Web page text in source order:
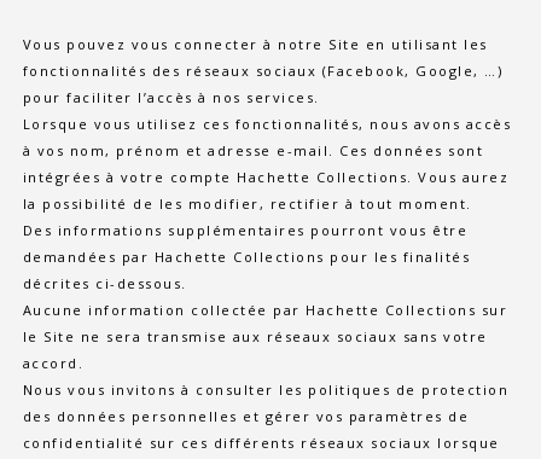
Vous pouvez vous connecter à notre Site en utilisant les
fonctionnalités des réseaux sociaux (Facebook, Google, …)
pour faciliter l’accès à nos services.
Lorsque vous utilisez ces fonctionnalités, nous avons accès
à vos nom, prénom et adresse e-mail. Ces données sont
intégrées à votre compte Hachette Collections. Vous aurez
la possibilité de les modifier, rectifier à tout moment.
Des informations supplémentaires pourront vous être
demandées par Hachette Collections pour les finalités
décrites ci-dessous.
Aucune information collectée par Hachette Collections sur
le Site ne sera transmise aux réseaux sociaux sans votre
accord.
Nous vous invitons à consulter les politiques de protection
des données personnelles et gérer vos paramètres de
confidentialité sur ces différents réseaux sociaux lorsque